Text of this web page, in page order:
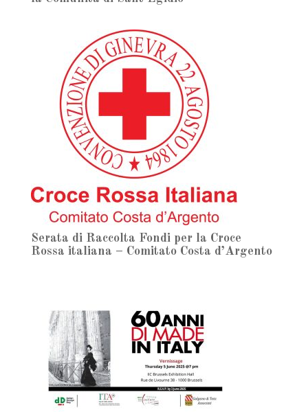
Serata di Raccolta Fondi per la Croce
Rossa italiana – Comitato Costa d’Argento